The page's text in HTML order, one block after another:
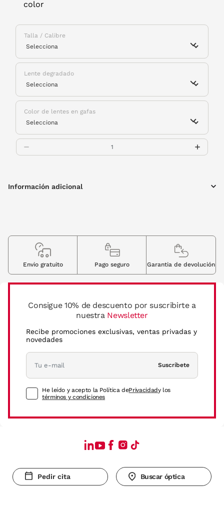
color
Talla / Calibre
Lente degradado
Color de lentes en gafas
Información adicional
Consigue 10% de descuento por suscribirte a
nuestra Newsletter
Recibe promociones exclusivas, ventas privadas y
novedades
Suscríbete
He leído y acepto la Política dePrivacidady los
términos y condiciones
Envio gratuito Pago seguro Garantia de devolución
Pedir cita Buscar óptica